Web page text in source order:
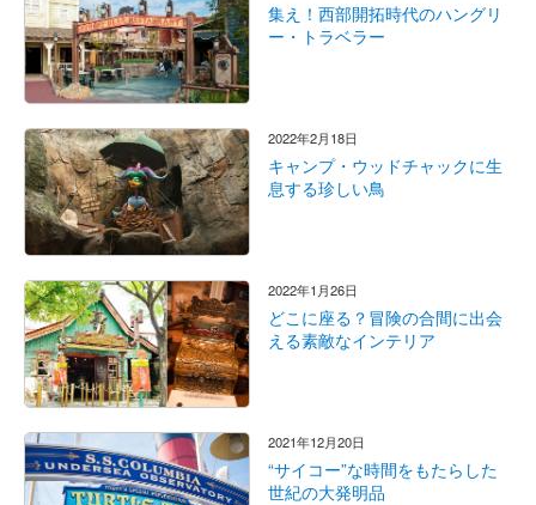
集え！西部開拓時代のハングリ
ー・トラベラー
2022年2月18日
キャンプ・ウッドチャックに生
息する珍しい鳥
2022年1月26日
どこに座る？冒険の合間に出会
える素敵なインテリア
2021年12月20日
“サイコー”な時間をもたらした
世紀の大発明品